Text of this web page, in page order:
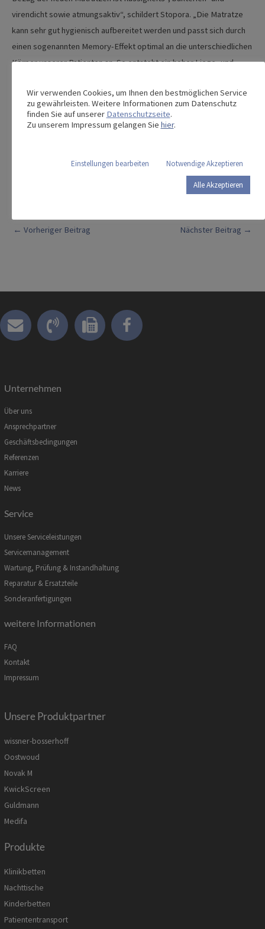
virendicht sowie atmungsaktiv“, schildert Stopora. „Die Matratze
kann sehr gut hygienisch aufbereitet werden und passt sich durch
einen sogenannten Memory-Effekt optimal an die unterschiedlichen
Körper unserer Patienten an. So entsteht ein hoher Liege- und
Die ausgemusterten Klinikbetten werden an Krankenhäuser in
Memmingens ukrainischer Partnerstadt Tschernigiv sowie in der
nepalesischen Hauptstadt Kathmandu abgegeben.
Post
← Vorheriger Beitrag Nächster Beitrag →
Unternehmen
Über uns
Ansprechpartner
Geschäftsbedingungen
Referenzen
Karriere
News
Service
Unsere Serviceleistungen
Servicemanagement
Wartung, Prüfung & Instandhaltung
Reparatur & Ersatzteile
Sonderanfertigungen
weitere Informationen
FAQ
Kontakt
Impressum
Unsere Produktpartner
wissner-bosserhoff
Oostwoud
Novak M
KwickScreen
Guldmann
Medifa
Produkte
Klinikbetten
Nachttische
Kinderbetten
Patiententransport
Wir verwenden Cookies, um Ihnen den bestmöglichen Service
zu gewährleisten. Weitere Informationen zum Datenschutz
finden Sie auf unserer Datenschutzseite.
Zu unserem Impressum gelangen Sie hier.
Einstellungen bearbeiten Notwendige Akzeptieren
Alle Akzeptieren